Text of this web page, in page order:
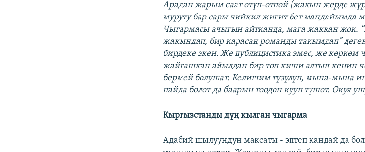
Арадан жарым саат өтүп-өтпөй (жакын жерде
муруту бар сары чийкил жигит бет маңдайымда
Чыгармасы ачыгын айтканда, мага жаккан жок.
жакындап, бир карасаң романды такымдап”
бирдеке экен. Же публицистика эмес, же көркөм
жайгашкан айылдан бир топ киши алтын кенин
бермей болушат. Келишим түзүлүп, мына-мына
пайда болот да баарын тоодон кууп түшөт. Окуя
Кыргызстанды дүң кылган чыгарма
Адабий шылуундун максаты - эптеп кандай да